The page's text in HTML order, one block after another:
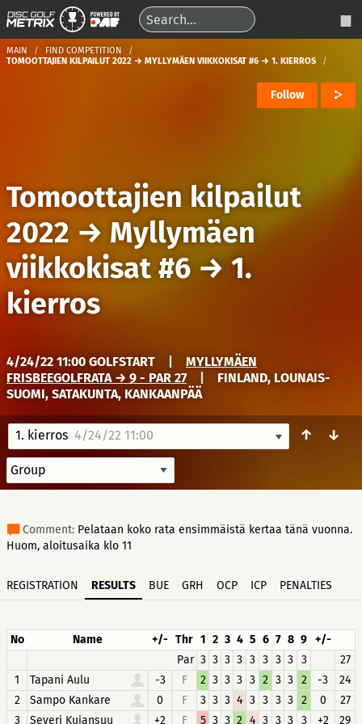
MAIN
FIND COMPETITION
TOMOOTTAJIEN KILPAILUT 2022 → MYLLYMÄEN VIIKKOKISAT #6 → 1. KIERROS
Follow
Tomoottajien kilpailut
2022 → Myllymäen
viikkokisat #6 →1.
kierros
4/24/22 11:00 GOLFSTART
MYLLYMÄEN
FRISBEEGOLFRATA → 9 - PAR 27
FINLAND, LOUNAIS-
SUOMI, SATAKUNTA, KANKAANPÄÄ
1. kierros 4/24/22 11:00 ↑ ↓
Comment: Pelataan koko rata ensimmäistä kertaa tänä vuonna.
Huom, aloitusaika klo 11
REGISTRATION RESULTS BUE GRH OCP ICP PENALTIES
No Name +/- Thr 1 2 3 4 5 6 7 8 9 +/-
Par 3 3 3 3 3 3 3 3 3
27
1
Tapani Aulu -3 F 2 3 3 3 3 2 3 3 2 -3
24
2
Sampo Kankare 0 F 3 3 3 4 3 3 3 3 2 0
27
3
Severi Kujansuu +2 F 5 3 3 2 4 3 3 3 3 +2 29